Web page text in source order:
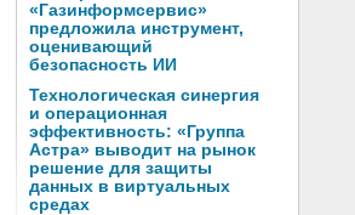
«Газинформсервис»
предложила инструмент,
оценивающий
безопасность ИИ
Технологическая синергия
и операционная
эффективность: «Группа
Астра» выводит на рынок
решение для защиты
данных в виртуальных
средах